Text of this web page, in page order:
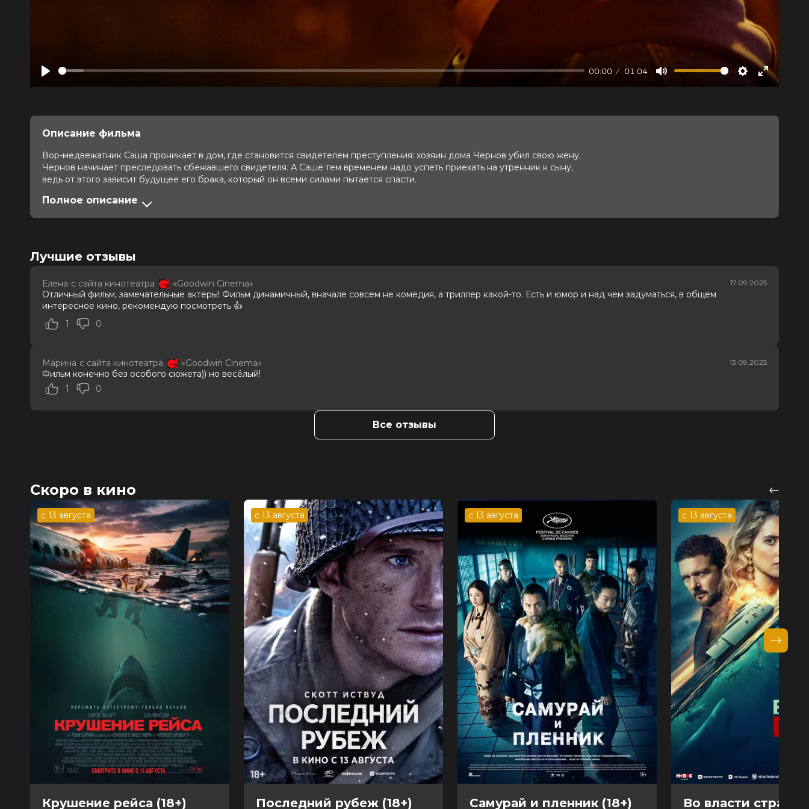
Play
00:00 01:04
Mute Settings
Enter
Описание фильма
Вор-медвежатник Саша проникает в дом, где становится свидетелем преступления: хозяин дома Чернов убил свою жену.
Чернов начинает преследовать сбежавшего свидетеля. А Саше тем временем надо успеть приехать на утренник к сыну,
ведь от этого зависит будущее его брака, который он всеми силами пытается спасти.
Оценка 7.4 / 10 (266 726 голосов)
Год
2025
Режиссер
Роман Артемьев
Валентина Мазунина, Максим Костромыкин, Дана Мацюнскайте
Продюсеры
Георгий Шабанов, Владимир Тюлин, Наталья Козак
Сценаристы
Роман Артемьев
Длительность
Полное описание
Лучшие отзывы
Елена с сайта кинотеатра «Goodwin Cinema» 17.09.2025
Отличный фильм, замечательные актёры! Фильм динамичный, вначале совсем не комедия, а триллер какой-то. Есть и юмор и над чем задуматься, в общем
интересное кино, рекомендую посмотреть 👍
1
0
Марина с сайта кинотеатра «Goodwin Cinema» 13.09.2025
Фильм конечно без особого сюжета)) но весёлый!
1
0
Все отзывы
Скоро в кино
с 13 августа
Крушение рейса (18+)
с 13 августа
Последний рубеж (18+)
с 13 августа
Самурай и пленник (18+)
с 13 августа
Во власти страха